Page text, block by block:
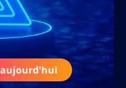
acteurs de